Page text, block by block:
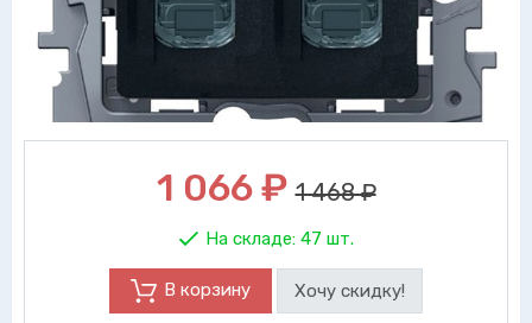
1 066₽ 1 468 ₽
На складе: 47 шт.
В корзину Хочу скидку!